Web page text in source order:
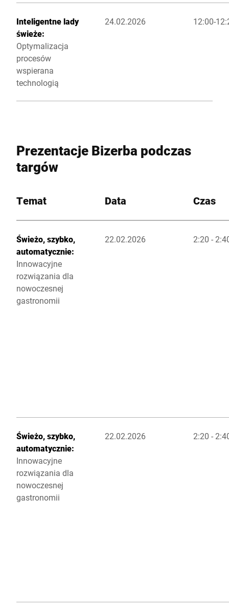
Inteligentne lady
świeże:
Optymalizacja
procesów
wspierana
technologią
24.02.2026 12:00-
Prezentacje Bizerba podczas
targów
Temat Data Czas
Świeżo, szybko,
automatycznie:
Innowacyjne
rozwiązania dla
nowoczesnej
gastronomii
22.02.2026 2:20 -
Świeżo, szybko,
automatycznie:
Innowacyjne
rozwiązania dla
nowoczesnej
gastronomii
22.02.2026 2:20 -